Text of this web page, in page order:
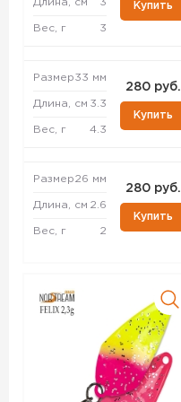
Длина, см 3
Вес, г 3
Купить
Размер33 мм
Длина, см 3.3
Вес, г 4.3
280 руб.
Купить
Размер26 мм
Длина, см 2.6
Вес, г 2
280 руб.
Купить